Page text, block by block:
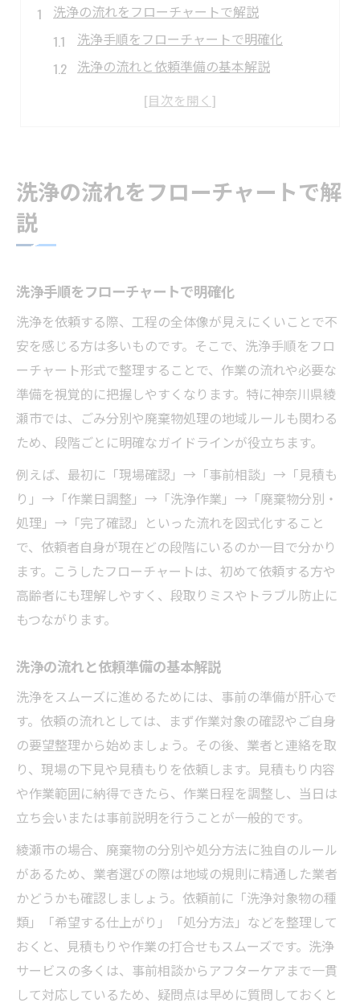
洗浄の流れをフローチャートで解説
洗浄手順をフローチャートで明確化
洗浄の流れと依頼準備の基本解説
洗浄で迷わないための段取りポイント
綾瀬市の洗浄手順と地域ルール解説
洗浄先行事例に見る地域手順の特徴
綾瀬市で注意すべき洗浄ポイント
効率的な洗浄依頼ならフローチャート活用が鍵
洗浄フローチャートの活用で時短実現
洗浄依頼を効率化する手順の工夫
洗浄の流れを見える化してミス防止
洗浄依頼時に役立つフローチャート作成法
洗浄手順の管理で効率アップを目指す
地域ルールと洗浄手続きのポイントまとめ
地域ごとの洗浄手順と分別ルール整理
洗浄時に押さえるべき地域の注意点
自治体ごとに異なる洗浄ルールの違い
洗浄と廃棄物分別を両立させるコツ
廃棄物処理まで見える洗浄プロセスの極意
洗浄後の廃棄物処理フローの重要性
洗浄から廃棄管理までの流れを簡潔に解説
洗浄と廃棄物分別の連携ポイント
洗浄後のごみ処理で知っておきたいこと
洗浄と廃棄物処理計画の基礎知識
洗浄依頼時に役立つ段取り方法
洗浄依頼で迷わない進行のコツ
洗浄フローチャートを使った依頼術
洗浄依頼の準備と確認事項まとめ
洗浄の流れをフローチャートで解
説
洗浄手順をフローチャートで明確化
洗浄を依頼する際、工程の全体像が見えにくいことで不
安を感じる方は多いものです。そこで、洗浄手順をフロ
ーチャート形式で整理することで、作業の流れや必要な
準備を視覚的に把握しやすくなります。特に神奈川県綾
瀬市では、ごみ分別や廃棄物処理の地域ルールも関わる
ため、段階ごとに明確なガイドラインが役立ちます。
例えば、最初に「現場確認」→「事前相談」→「見積も
り」→「作業日調整」→「洗浄作業」→「廃棄物分別・
処理」→「完了確認」といった流れを図式化すること
で、依頼者自身が現在どの段階にいるのか一目で分かり
ます。こうしたフローチャートは、初めて依頼する方や
高齢者にも理解しやすく、段取りミスやトラブル防止に
もつながります。
洗浄の流れと依頼準備の基本解説
洗浄をスムーズに進めるためには、事前の準備が肝心で
す。依頼の流れとしては、まず作業対象の確認やご自身
の要望整理から始めましょう。その後、業者と連絡を取
り、現場の下見や見積もりを依頼します。見積もり内容
や作業範囲に納得できたら、作業日程を調整し、当日は
立ち会いまたは事前説明を行うことが一般的です。
綾瀬市の場合、廃棄物の分別や処分方法に独自のルール
があるため、業者選びの際は地域の規則に精通した業者
かどうかも確認しましょう。依頼前に「洗浄対象物の種
類」「希望する仕上がり」「処分方法」などを整理して
おくと、見積もりや作業の打合せもスムーズです。洗浄
サービスの多くは、事前相談からアフターケアまで一貫
して対応しているため、疑問点は早めに質問しておくと